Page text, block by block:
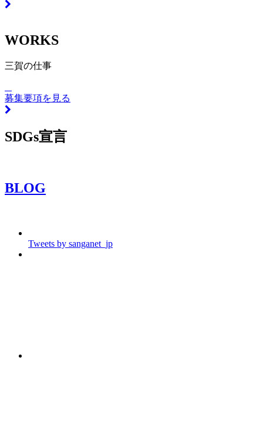
WORKS
三賀の仕事
募集要項を見る
SDGs宣言
BLOG
Tweets by sanganet_jp